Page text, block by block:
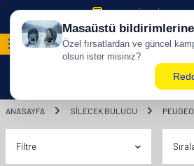
500 TL ÜZERİ KARGO
ANASAYFA SILECEK BULUCU
Filtre